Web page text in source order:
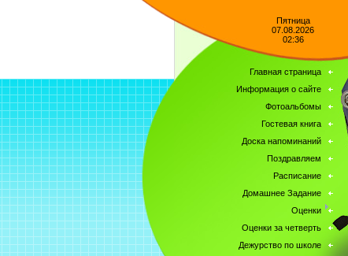
Пятница
07.08.2026
02:36
Главная страница
Информация о сайте
Фотоальбомы
Гостевая книга
Доска напоминаний
Поздравляем
Расписание
Домашнее Задание
Оценки
Оценки за четверть
Дежурство по школе